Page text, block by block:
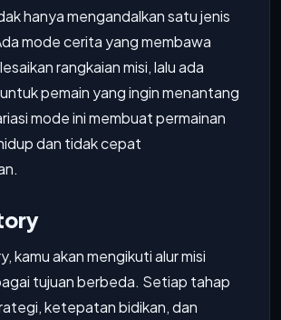
hanya mengandalkan satu jenis
mode cerita yang membawa
rangkaian misi, lalu ada
pemain yang ingin menantang
mode ini membuat permainan
dan tidak cepat
kamu akan mengikuti alur misi
tujuan berbeda. Setiap tahap
ketepatan bidikan, dan